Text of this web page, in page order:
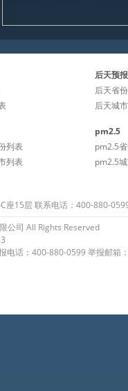
后天预报
后天省
后天城
列表
列表
pm2.5
pm2.5
pm2.5
座15层 联系电话：400-880-
公司 All Rights Reserved
电话：400-880-0599 举报邮箱